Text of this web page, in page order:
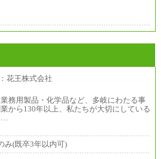
務用製品・化学品など、多岐にわたる事
から130年以上、私たちが大切にしている
…
み(既卒3年以内可)